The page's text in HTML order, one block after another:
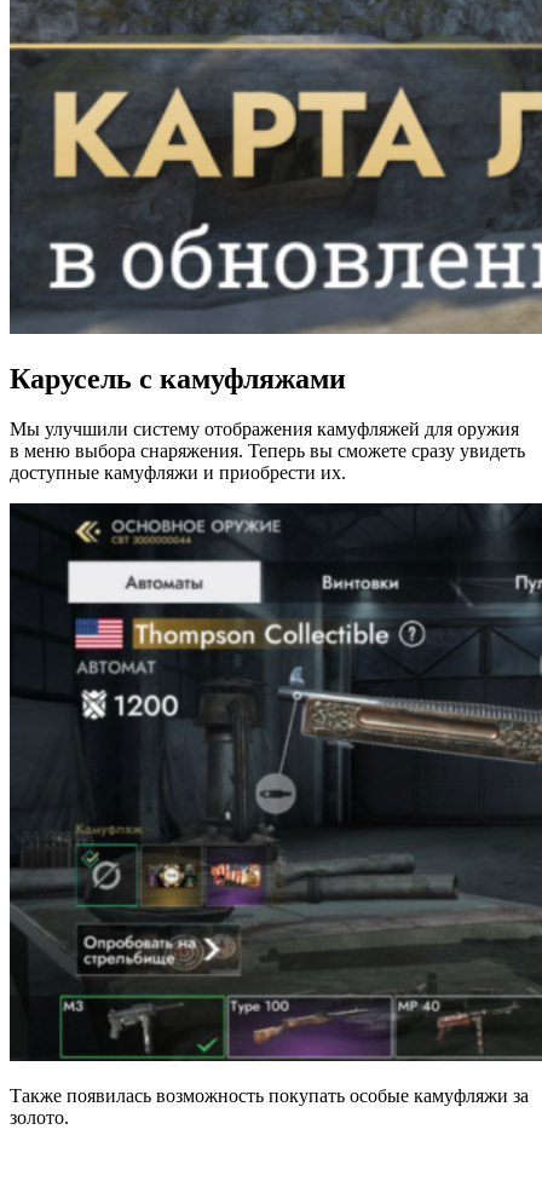
Карусель с камуфляжами
Мы улучшили систему отображения камуфляжей для оружия
в меню выбора снаряжения. Теперь вы сможете сразу увидеть
доступные камуфляжи и приобрести их.
Также появилась возможность покупать особые камуфляжи за
золото.